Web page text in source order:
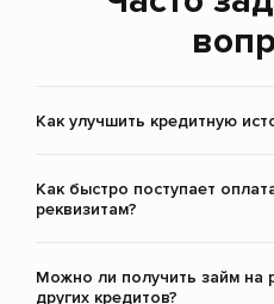
Как улучшить кредитную
Как быстро поступает
реквизитам?
Можно ли получить займ на
других кредитов?